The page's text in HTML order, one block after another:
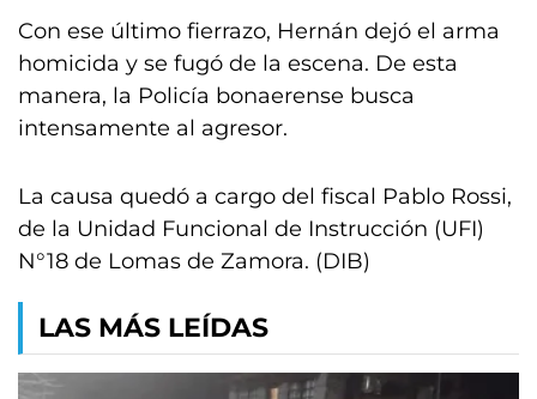
Con ese último fierrazo, Hernán dejó el arma
homicida y se fugó de la escena. De esta
manera, la Policía bonaerense busca
intensamente al agresor.
La causa quedó a cargo del fiscal Pablo Rossi,
de la Unidad Funcional de Instrucción (UFI)
N°18 de Lomas de Zamora. (DIB)
LAS MÁS LEÍDAS